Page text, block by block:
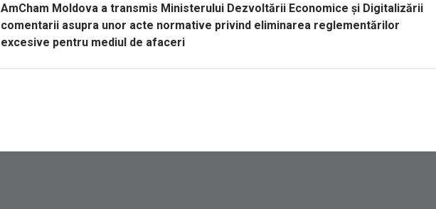
AmCham Moldova a transmis Ministerului Dezvoltării Economice și Digitalizării
comentarii asupra unor acte normative privind eliminarea reglementărilor
excesive pentru mediul de afaceri